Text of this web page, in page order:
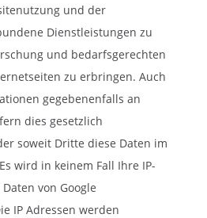
und der
Dienstleistungen zu
und bedarfsgerechten
zu erbringen. Auch
gegebenenfalls an
dies gesetzlich
soweit Dritte diese Daten im
wird in keinem Fall Ihre IP-
von Google
IP Adressen werden